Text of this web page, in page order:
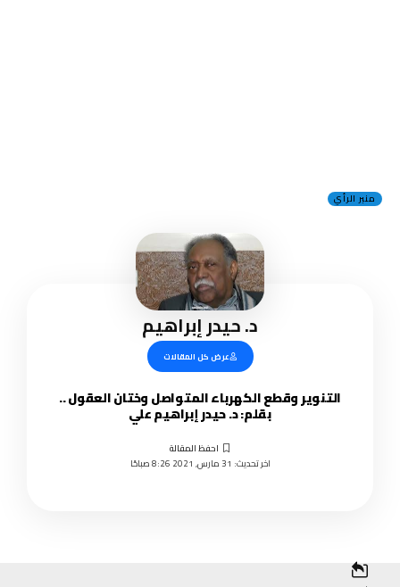
منبر الرأي
د. حيدر إبراهيم
عرض كل المقالات
التنوير وقطع الكهرباء المتواصل وختان العقول ..
بقلم: د. حيدر إبراهيم علي
اخر تحديث: 31 مارس, 2021 8:26 صباحًا